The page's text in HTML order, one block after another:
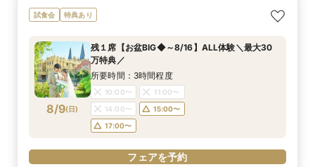
試食会 特典あり
8/9(日)
残１席【お盆BIG◆～8/16】ALL体験＼最大30
万特典／
所要時間：3時間程度
10:00〜
11:00〜
14:00〜
15:00〜
17:00〜
フェアを予約